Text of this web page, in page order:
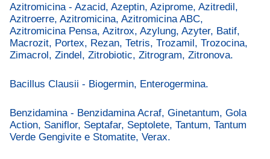
Azitromicina - Azacid, Azeptin, Aziprome, Azitredil,
Azitroerre, Azitromicina, Azitromicina ABC,
Azitromicina Pensa, Azitrox, Azylung, Azyter, Batif,
Macrozit, Portex, Rezan, Tetris, Trozamil, Trozocina,
Zimacrol, Zindel, Zitrobiotic, Zitrogram, Zitronova.
Bacillus Clausii - Biogermin, Enterogermina.
Benzidamina - Benzidamina Acraf, Ginetantum, Gola
Action, Saniflor, Septafar, Septolete, Tantum, Tantum
Verde Gengivite e Stomatite, Verax.